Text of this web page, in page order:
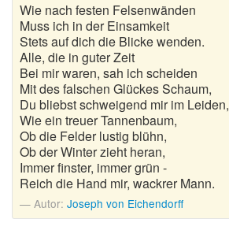
Hochzeitsgedichte
Kindergedichte
Kurze Gedichte
Liebesgedichte
Lustige Gedichte
Muttertagsgedichte
Neujahrsgedichte
Wie nach festen Felsenwänden
Muss ich in der Einsamkeit
Stets auf dich die Blicke wenden.
Alle, die in guter Zeit
Bei mir waren, sah ich scheiden
Mit des falschen Glückes Schaum,
Du bliebst schweigend mir im Leiden,
Wie ein treuer Tannenbaum,
Ob die Felder lustig blühn,
Ob der Winter zieht heran,
Immer finster, immer grün -
Reich die Hand mir, wackrer Mann.
Autor: Joseph von Eichendorff